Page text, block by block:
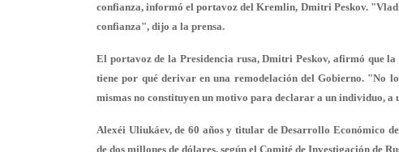
confianza, informó el portavoz del Kremlin, Dmitri Peskov.
confianza", dijo a la prensa.
El portavoz de la Presidencia rusa, Dmitri Peskov, afirmó que
tiene por qué derivar en una remodelación del Gobierno. "No
mismas no constituyen un motivo para declarar a un individuo,
Alexéi Uliukáev, de 60 años y titular de Desarrollo Económico
de dos millones de dólares, según el Comité de Investigación de